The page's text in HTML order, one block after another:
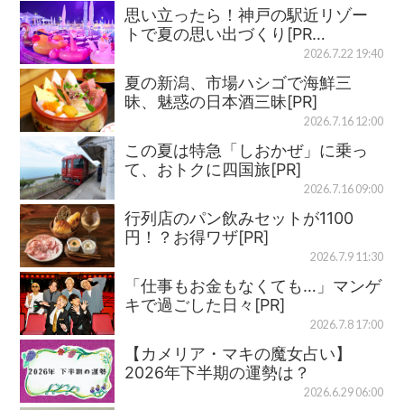
思い立ったら！神戸の駅近リゾー
トで夏の思い出づくり[PR…
2026.7.22 19:40
夏の新潟、市場ハシゴで海鮮三
昧、魅惑の日本酒三昧[PR]
2026.7.16 12:00
この夏は特急「しおかぜ」に乗っ
て、おトクに四国旅[PR]
2026.7.16 09:00
行列店のパン飲みセットが1100
円！？お得ワザ[PR]
2026.7.9 11:30
「仕事もお金もなくても…」マンゲ
キで過ごした日々[PR]
2026.7.8 17:00
【カメリア・マキの魔女占い】
2026年下半期の運勢は？
2026.6.29 06:00